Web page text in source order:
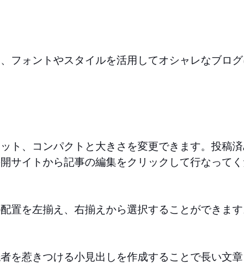
フォントやスタイルを活用してオシャレなブロ
ト、コンパクトと大きさを変更できます。投稿
サイトから記事の編集をクリックして行なって
置を左揃え、右揃えから選択することができ
を惹きつける小見出しを作成することで長い文